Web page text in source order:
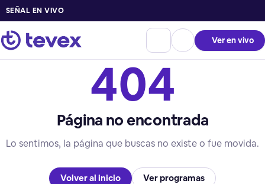
SEÑAL EN VIVO
Ver en vivo
404
Página no encontrada
Lo sentimos, la página que buscas no existe o fue movida.
Volver al inicio Ver programas